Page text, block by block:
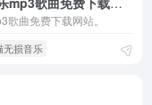
曲免费下载网站。
无损音乐